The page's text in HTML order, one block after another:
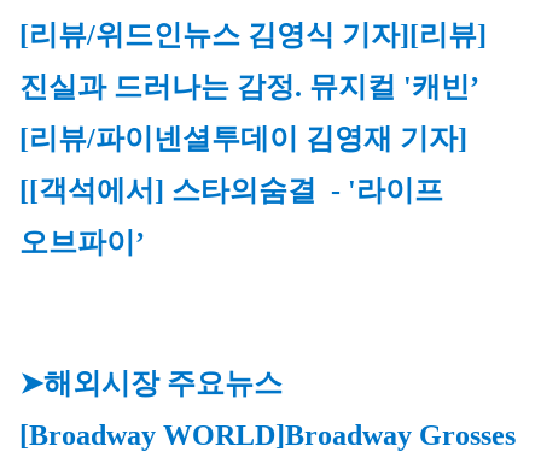
[리뷰/위드인뉴스 김영식 기자][리뷰]
진실과 드러나는 감정. 뮤지컬 '캐빈’
[리뷰/파이넨셜투데이 김영재 기자]
[[객석에서] 스타의숨결 - '라이프
오브파이’
➤해외시장 주요뉴스
[Broadway WORLD]Broadway Grosses